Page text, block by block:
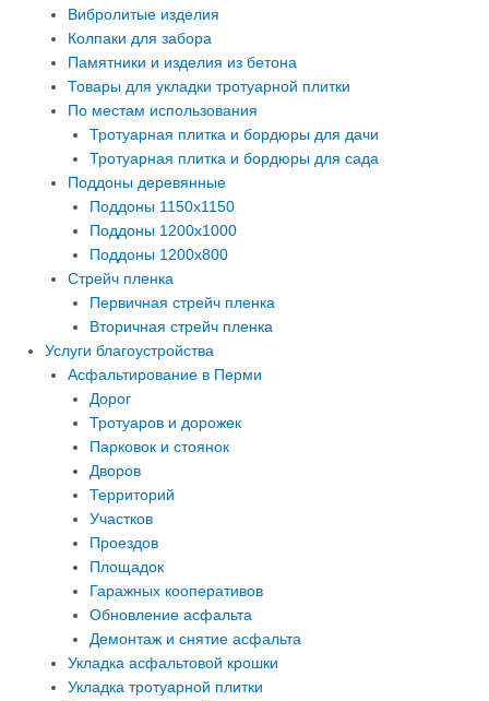
Вибролитые изделия
Колпаки для забора
Памятники и изделия из бетона
Товары для укладки тротуарной плитки
По местам использования
Тротуарная плитка и бордюры для дачи
Тротуарная плитка и бордюры для сада
Поддоны деревянные
Поддоны 1150х1150
Поддоны 1200х1000
Поддоны 1200х800
Стрейч пленка
Первичная стрейч пленка
Вторичная стрейч пленка
Услуги благоустройства
Асфальтирование в Перми
Дорог
Тротуаров и дорожек
Парковок и стоянок
Дворов
Территорий
Участков
Проездов
Площадок
Гаражных кооперативов
Обновление асфальта
Демонтаж и снятие асфальта
Укладка асфальтовой крошки
Укладка тротуарной плитки